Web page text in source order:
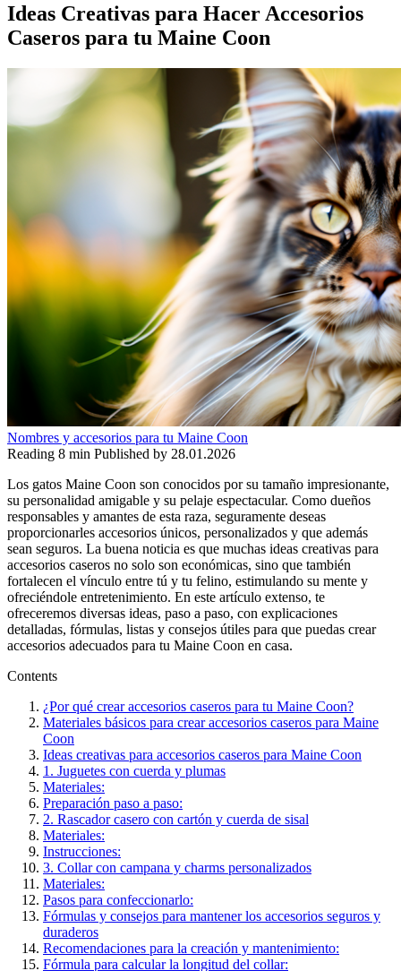
Ideas Creativas para Hacer Accesorios
Caseros para tu Maine Coon
Nombres y accesorios para tu Maine Coon
Reading 8 min Published by 28.01.2026
Los gatos Maine Coon son conocidos por su tamaño impresionante,
su personalidad amigable y su pelaje espectacular. Como dueños
responsables y amantes de esta raza, seguramente deseas
proporcionarles accesorios únicos, personalizados y que además
sean seguros. La buena noticia es que muchas ideas creativas para
accesorios caseros no solo son económicas, sino que también
fortalecen el vínculo entre tú y tu felino, estimulando su mente y
ofreciéndole entretenimiento. En este artículo extenso, te
ofreceremos diversas ideas, paso a paso, con explicaciones
detalladas, fórmulas, listas y consejos útiles para que puedas crear
accesorios adecuados para tu Maine Coon en casa.
Contents
¿Por qué crear accesorios caseros para tu Maine Coon?
Materiales básicos para crear accesorios caseros para Maine
Coon
Ideas creativas para accesorios caseros para Maine Coon
1. Juguetes con cuerda y plumas
Materiales:
Preparación paso a paso:
2. Rascador casero con cartón y cuerda de sisal
Materiales:
Instrucciones:
3. Collar con campana y charms personalizados
Materiales:
Pasos para confeccionarlo:
Fórmulas y consejos para mantener los accesorios seguros y
duraderos
Recomendaciones para la creación y mantenimiento:
Fórmula para calcular la longitud del collar: